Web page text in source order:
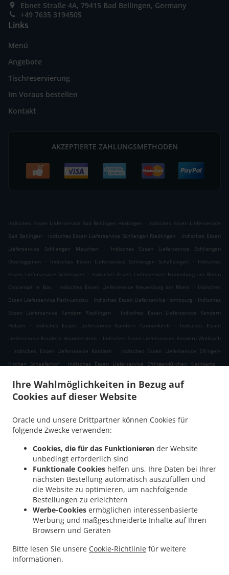
Ihre Wahlmöglichkeiten in Bezug auf
Cookies auf dieser Website
Oracle und unsere Drittpartner können Cookies für
folgende Zwecke verwenden:
Cookies, die für das Funktionieren der Website
unbedingt erforderlich sind
Funktionale Cookies helfen uns, Ihre Daten bei Ihrer
nächsten Bestellung automatisch auszufüllen und
die Website zu optimieren, um nachfolgende
Bestellungen zu erleichtern
Werbe-Cookies ermöglichen interessenbasierte
Werbung und maßgeschneiderte Inhalte auf Ihren
Browsern und Geräten
Bitte lesen Sie unsere Cookie-Richtlinie für weitere
Informationen.
Ebnet Straße 4A, 79415 Bad Bellingen, Germany
+49 7635 3194505
Links
Menü
Angebote
Tischreservierung
Im Voraus bestellen
Kontakt
AKZEPTIERTE ZAHLUNGSMETHODEN
Indisches Essen Lieferservice Bad Bellingen Hertingen . Indisches Essen Lieferservice
Bad Bellingen . Indisches Essen Lieferservice Schliengen Riedlingen . Indisches Essen
Lieferservice Schliengen Mauchen
.
Indisches Essen Lieferservice Schliengen
Obereggenen
. Indisches Essen Lieferservice Schliengen Schallsingen .
Indisches
Essen Lieferservice Schliengen
. Indisches Essen Lieferservice Neuenburg am Rhein
Chalampé le Bas
. Indisches Essen Lieferservice Neuenburg am Rhein . Indisches
Essen Lieferservice Petit-Landau . Indisches Essen Lieferservice Hombourg . Indisches
Essen Lieferservice Kandern Riedlingen
.
Indisches Essen Lieferservice Kandern
Holzen
. Indisches Essen Lieferservice Kandern Tannenkirch .
Indisches Essen
Lieferservice Kandern Hammerstein . Indisches Essen Lieferservice Kandern Wollbach
. Indisches Essen Lieferservice Kandern . Indisches Essen Lieferservice Efringen-
Kirchen Schaeferhof
. Indisches Essen Lieferservice Efringen-Kirchen Kleinkems
.
Efringen-Kirchen Wintersweiler
. Indisches Essen Lieferservice Efringen-Kirchen
Indisches Essen Lieferservice Niffer
Indisches Essen Lieferservice Kembs
Malsburg-Marzell Käsacker
Indisches Essen Lieferservice Malsburg-Marzell
Lieferservice Schallbach . Indisches Essen Lieferservice Fischingen . Indisches Essen
Lieferservice Lörrach Rötteln
Indisches Essen Lieferservice Lörrach Haagen
Indisches Essen Lieferservice Lörrach Brombach
. Indisches Essen Lieferservice
Lörrach Hauingen
. Indisches Essen Lieferservice Lörrach .
Indisches Essen
Lieferservice Rümmingen
. Indisches Essen Lieferservice Binzen
Lieferservice Wittlingen Wollbach
Indisches Essen Lieferservice Wittlingen
Indisches Essen Lieferservice Eimeldingen
Endenburg
Indisches Essen Lieferservice Steinen Schlächtenhaus